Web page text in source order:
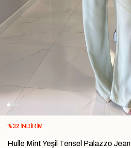
%32 İNDIRIM
Hulle Mint Yeşil Tensel Palazzo Jean